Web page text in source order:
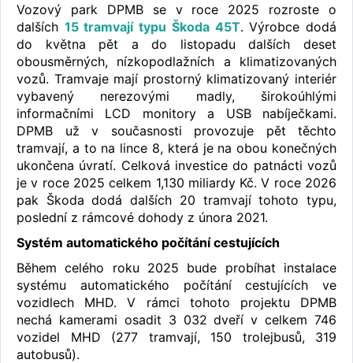
Vozový park DPMB se v roce 2025 rozroste o
dalších 15 tramvají typu Škoda 45T. Výrobce dodá
do května pět a do listopadu dalších deset
obousměrných, nízkopodlažních a klimatizovaných
vozů. Tramvaje mají prostorný klimatizovaný interiér
vybavený nerezovými madly, širokoúhlými
informačními LCD monitory a USB nabíječkami.
DPMB už v současnosti provozuje pět těchto
tramvají, a to na lince 8, která je na obou konečných
ukončena úvratí. Celková investice do patnácti vozů
je v roce 2025 celkem 1,130 miliardy Kč. V roce 2026
pak Škoda dodá dalších 20 tramvají tohoto typu,
poslední z rámcové dohody z února 2021.
Systém automatického počítání cestujících
Během celého roku 2025 bude probíhat instalace
systému automatického počítání cestujících ve
vozidlech MHD. V rámci tohoto projektu DPMB
nechá kamerami osadit 3 032 dveří v celkem 746
vozidel MHD (277 tramvají, 150 trolejbusů, 319
autobusů).